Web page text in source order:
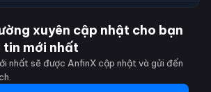
xuyên cập nhật cho bạn
tin mới nhất
nhất sẽ được AnfinX cập nhật và gửi đến